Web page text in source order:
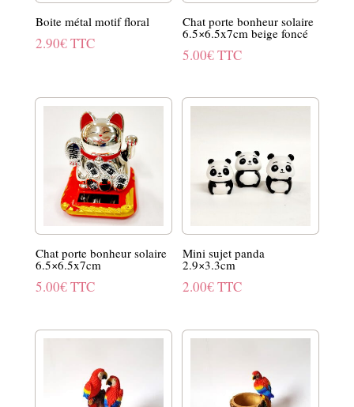
Boite métal motif floral
2.90€TTC
Chat porte bonheur solaire
6.5×6.5x7cm beige foncé
5.00€TTC
Chat porte bonheur solaire
6.5×6.5x7cm
5.00€TTC
Mini sujet panda
2.9×3.3cm
2.00€TTC